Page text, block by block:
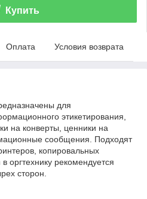
Купить
Оплата Условия возврата
для
этикетирования,
на конверты, ценники на
сообщения. Подходят
копировальных
оргтехнику рекомендуется
сторон.